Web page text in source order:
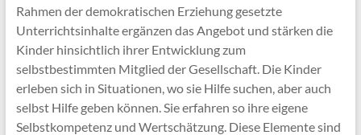
Rahmen der demokratischen Erziehung gesetzte
Unterrichtsinhalte ergänzen das Angebot und stärken die
Kinder hinsichtlich ihrer Entwicklung zum
selbstbestimmten Mitglied der Gesellschaft. Die Kinder
erleben sich in Situationen, wo sie Hilfe suchen, aber auch
selbst Hilfe geben können. Sie erfahren so ihre eigene
Selbstkompetenz und Wertschätzung. Diese Elemente sind